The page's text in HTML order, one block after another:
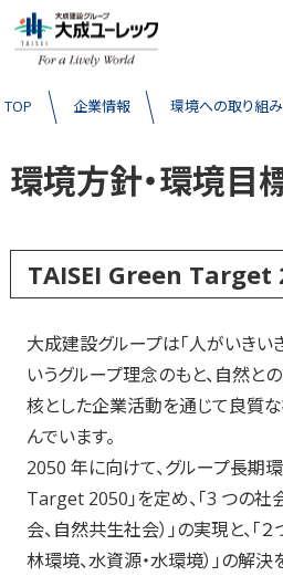
TOP 企業情報 環境への取り組み
環境方針・環境目
TAISEI Green Target
大成建設グループは「人がいきい
いうグループ理念のもと、自然と
核とした企業活動を通じて良質
んでいます。
2050 年に向けて、グループ長期
Target 2050」を定め、「3 つの社
会、自然共生社会）」の実現と、「
林環境、水資源・水環境）」の解決